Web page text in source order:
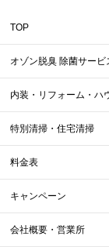
TOP
オゾン脱臭 除菌サービ
内装・リフォーム・ハ
特別清掃・住宅清掃
料金表
キャンペーン
会社概要・営業所